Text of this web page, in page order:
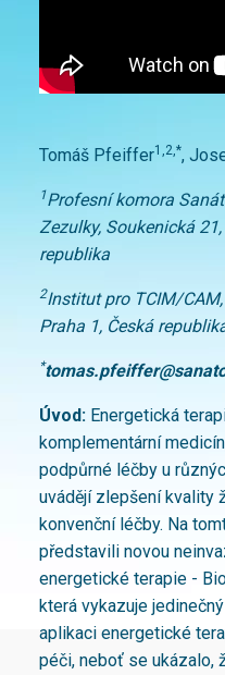
Tomáš Pfeiffer1,2,*,
1Profesní komora
Zezulky, Soukenická
republika
2Institut pro TCIM/
Praha 1, Česká
*
Úvod: Energetická
komplementární
podpůrné léčby u
uvádějí zlepšení kvality
konvenční léčby. Na
představili novou
energetické terapie -
která vykazuje
aplikaci energetické
péči, neboť se ukázalo,